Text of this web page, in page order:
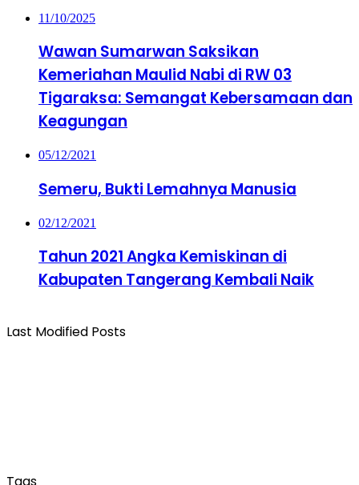
11/10/2025
Wawan Sumarwan Saksikan
Kemeriahan Maulid Nabi di RW 03
Tigaraksa: Semangat Kebersamaan dan
Keagungan
05/12/2021
Semeru, Bukti Lemahnya Manusia
02/12/2021
Tahun 2021 Angka Kemiskinan di
Kabupaten Tangerang Kembali Naik
Last Modified Posts